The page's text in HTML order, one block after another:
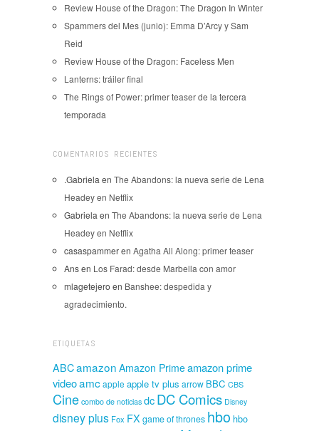
Review House of the Dragon: The Dragon In Winter
Spammers del Mes (junio): Emma D’Arcy y Sam
Reid
Review House of the Dragon: Faceless Men
Lanterns: tráiler final
The Rings of Power: primer teaser de la tercera
temporada
COMENTARIOS RECIENTES
.Gabriela en The Abandons: la nueva serie de Lena
Headey en Netflix
Gabriela en The Abandons: la nueva serie de Lena
Headey en Netflix
casaspammeren Agatha All Along: primer teaser
Ansen Los Farad: desde Marbella con amor
mlagetejero en Banshee: despedida y
agradecimiento.
ETIQUETAS
ABCamazon Amazon Primeamazon prime
videoamcapple apple tv plus arrow BBC CBS
Cine combo de noticias dcDC Comics Disney
disney plus Fox FX game of thrones hbo hbo